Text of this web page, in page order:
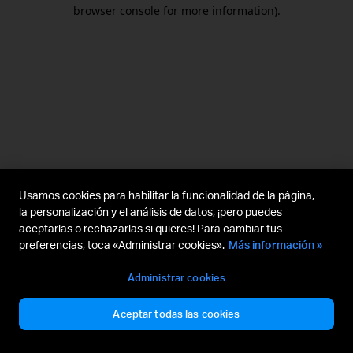
browser console for more information).
Usamos cookies para habilitar la funcionalidad de la página,
la personalización y el análisis de datos, ¡pero puedes
aceptarlas o rechazarlas si quieres! Para cambiar tus
preferencias, toca «Administrar cookies». Más información »
Administrar cookies
Aceptar todas las cookies